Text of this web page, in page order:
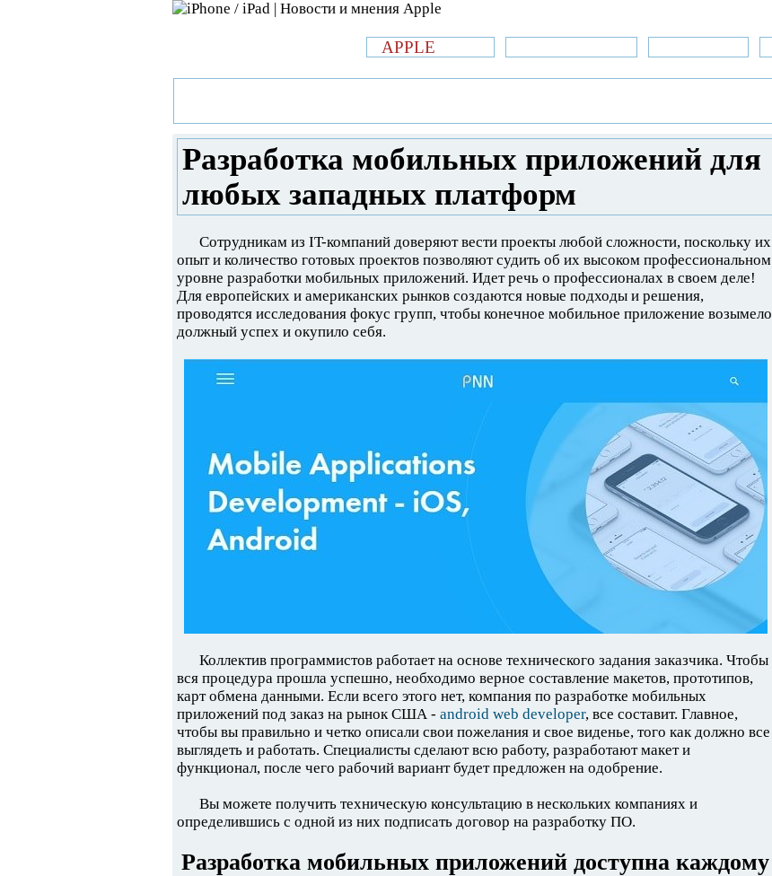
APPLE
Разработка мобильных приложений для
любых западных платформ
Сотрудникам из IT-компаний доверяют вести проекты любой сложности, поскольку их
опыт и количество готовых проектов позволяют судить об их высоком профессиональном
уровне разработки мобильных приложений. Идет речь о профессионалах в своем деле!
Для европейских и американских рынков создаются новые подходы и решения,
проводятся исследования фокус групп, чтобы конечное мобильное приложение возымело
должный успех и окупило себя.
Коллектив программистов работает на основе технического задания заказчика. Чтобы
вся процедура прошла успешно, необходимо верное составление макетов, прототипов,
карт обмена данными. Если всего этого нет, компания по разработке мобильных
приложений под заказ на рынок США - android web developer, все составит. Главное,
чтобы вы правильно и четко описали свои пожелания и свое виденье, того как должно все
выглядеть и работать. Специалисты сделают всю работу, разработают макет и
функционал, после чего рабочий вариант будет предложен на одобрение.
Вы можете получить техническую консультацию в нескольких компаниях и
определившись с одной из них подписать договор на разработку ПО.
Разработка мобильных приложений доступна каждому